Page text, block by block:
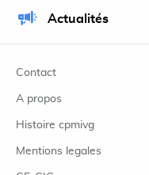
Actualités
Contact
A propos
Histoire cpmivg
Mentions legales